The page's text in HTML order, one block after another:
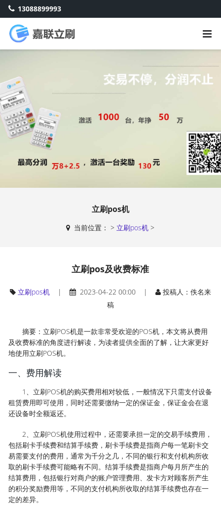
13088899993
立刷pos机
当前位置：> 立刷pos机 >
立刷pos及收费标准
立刷pos机| 2023-04-22 00:00 |
投稿人：佚名来
稿
摘要：立刷POS机是一款非常受欢迎的POS机，本文将从费用
及收费标准的角度进行解读，为读者提供全面的了解，让大家更好
地使用立刷POS机。
一、费用解读
1、立刷POS机的购买费用相对较低，一般情况下只需支付设备
租赁费用即可使用，同时还需要缴纳一定的保证金，保证金会在退
还设备时全额返还。
2、立刷POS机使用过程中，还需要承担一定的交易手续费用，
包括刷卡手续费和结算手续费，刷卡手续费是指商户每一笔刷卡交
易需要支付的费用，通常为千分之几，不同的银行和支付机构所收
取的刷卡手续费可能略有不同。结算手续费是指商户每月所产生的
结算费用，包括银行对商户的账户管理费用、发卡方对顾客所产生
的积分奖励费用等，不同的支付机构所收取的结算手续费也存在一
定的差异。